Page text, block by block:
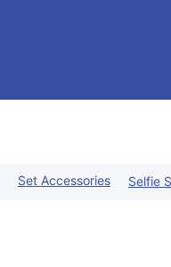
Set Accessories Selfie